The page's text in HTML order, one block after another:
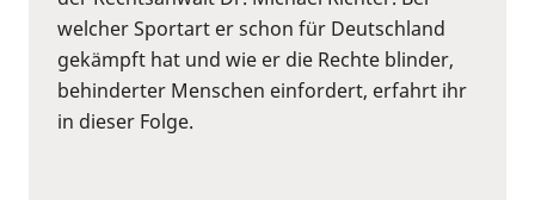
welcher Sportart er schon für Deutschland
gekämpft hat und wie er die Rechte blinder,
behinderter Menschen einfordert, erfahrt ihr
in dieser Folge.